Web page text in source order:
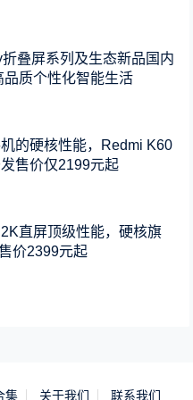
叠屏系列及生态新品国内
品质个性化智能生活
的硬核性能，Redmi K60
售价仅2199元起
直屏顶级性能，硬核旗
价2399元起
集 关于我们 联系我们